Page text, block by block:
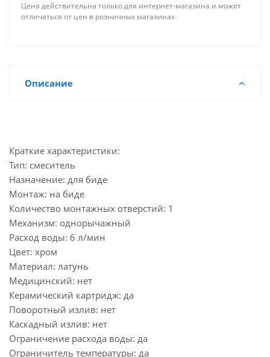
Цена действительна только для интернет-магазина и может
отличаться от цен в розничных магазинах
Описание
Краткие характеристики:
Тип: смеситель
Назначение: для биде
Монтаж: на биде
Количество монтажных отверстий: 1
Механизм: однорычажный
Расход воды: 6 л/мин
Цвет: хром
Материал: латунь
Медицинский: нет
Керамический картридж: да
Поворотный излив: нет
Каскадный излив: нет
Ограничение расхода воды: да
Ограничитель температуры: да